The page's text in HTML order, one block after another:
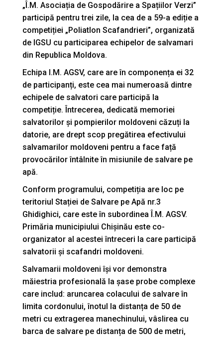
„Î.M. Asociația de Gospodărire a Spațiilor Verzi”
participă pentru trei zile, la cea de a 59-a ediție a
competiției „Poliatlon Scafandrieri”, organizată
de IGSU cu participarea echipelor de salvamari
din Republica Moldova.
Echipa I.M. AGSV, care are în componența ei 32
de participanți, este cea mai numeroasă dintre
echipele de salvatori care participă la
competiție. Întrecerea, dedicată memoriei
salvatorilor și pompierilor moldoveni căzuți la
datorie, are drept scop pregătirea efectivului
salvamarilor moldoveni pentru a face față
provocărilor întâlnite în misiunile de salvare pe
apă.
Conform programului, competiția are loc pe
teritoriul Stației de Salvare pe Apă nr.3
Ghidighici, care este în subordinea Î.M. AGSV.
Primăria municipiului Chișinău este co-
organizator al acestei întreceri la care participă
salvatorii și scafandri moldoveni.
Salvamarii moldoveni își vor demonstra
măiestria profesională la șase probe complexe
care includ: aruncarea colacului de salvare în
limita cordonului, înotul la distanța de 50 de
metri cu extragerea manechinului, vâslirea cu
barca de salvare pe distanța de 500 de metri,